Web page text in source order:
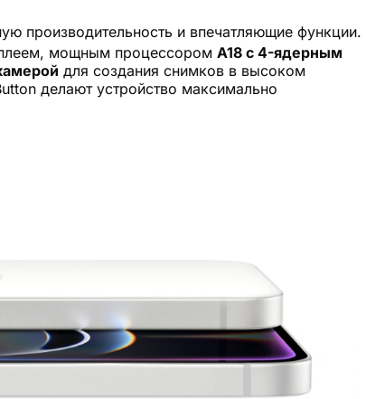
производительность и впечатляющие функции.
мощным процессором A18 с 4-ядерным
для создания снимков в высоком
делают устройство максимально